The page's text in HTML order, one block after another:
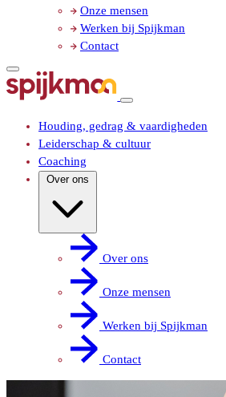
Onze mensen
Werken bij Spijkman
Contact
Houding, gedrag & vaardigheden
Leiderschap & cultuur
Coaching
Over ons
Over ons
Onze mensen
Werken bij Spijkman
Contact